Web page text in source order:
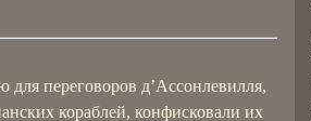
переговоров д’Ассонлевилля,
кораблей, конфисковали их